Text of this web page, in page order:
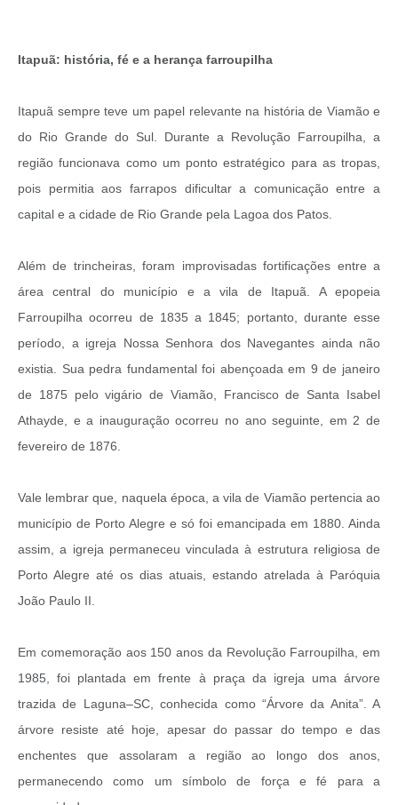
Itapuã: história, fé e a herança farroupilha
Itapuã sempre teve um papel relevante na história de Viamão e
do Rio Grande do Sul. Durante a Revolução Farroupilha, a
região funcionava como um ponto estratégico para as tropas,
pois permitia aos farrapos dificultar a comunicação entre a
capital e a cidade de Rio Grande pela Lagoa dos Patos.
Além de trincheiras, foram improvisadas fortificações entre a
área central do município e a vila de Itapuã. A epopeia
Farroupilha ocorreu de 1835 a 1845; portanto, durante esse
período, a igreja Nossa Senhora dos Navegantes ainda não
existia. Sua pedra fundamental foi abençoada em 9 de janeiro
de 1875 pelo vigário de Viamão, Francisco de Santa Isabel
Athayde, e a inauguração ocorreu no ano seguinte, em 2 de
fevereiro de 1876.
Vale lembrar que, naquela época, a vila de Viamão pertencia ao
município de Porto Alegre e só foi emancipada em 1880. Ainda
assim, a igreja permaneceu vinculada à estrutura religiosa de
Porto Alegre até os dias atuais, estando atrelada à Paróquia
João Paulo II.
Em comemoração aos 150 anos da Revolução Farroupilha, em
1985, foi plantada em frente à praça da igreja uma árvore
trazida de Laguna–SC, conhecida como “Árvore da Anita”. A
árvore resiste até hoje, apesar do passar do tempo e das
enchentes que assolaram a região ao longo dos anos,
permanecendo como um símbolo de força e fé para a